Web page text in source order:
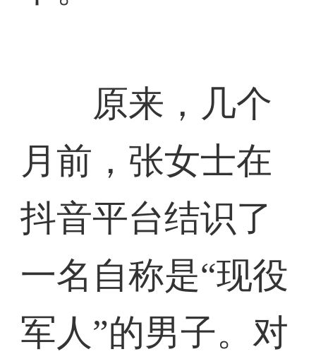
原来，几个
月前，张女士在
抖音平台结识了
一名自称是“现役
军人”的男子。对